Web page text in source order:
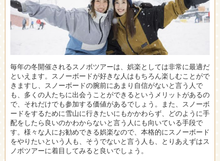
毎年の冬開催されるスノボツアーは、娯楽としては非常に最適だ
といえます。 スノーボードが好きな人はもちろん楽しむことがで
きますし、スノーボードの腕前にあまり自信がないと言う人で
も、多くの人たちに出会うことができるというメリットがあるの
で、それだけでも参加する価値があるでしょう。また、スノーボ
ードをするために雪山に行きたいにもかかわらず、どのように手
配をしたら良いのかわからないと言う人にも向いている手段で
す。様々な人にお勧めできる娯楽なので、本格的にスノーボード
をやりたいという人も、そうでないと言う人も、とりあえずはス
ノボツアーに着目してみると良いでしょう。